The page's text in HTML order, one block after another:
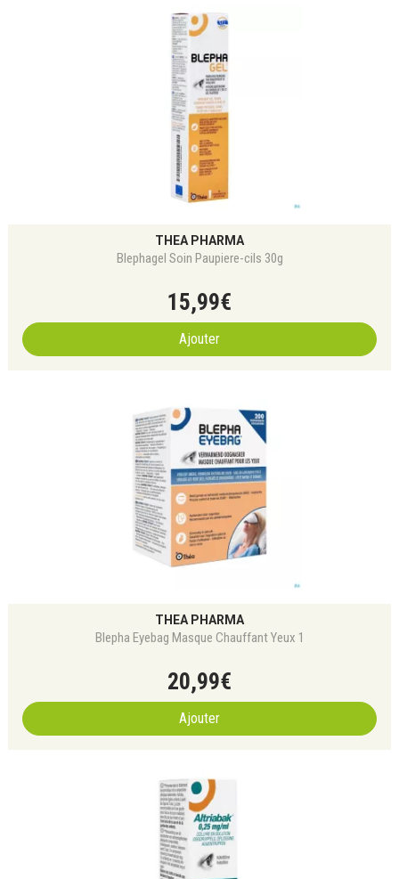
THEA PHARMA
Blephagel Soin Paupiere-cils 30g
15,99€
Ajouter
THEA PHARMA
Blepha Eyebag Masque Chauffant Yeux 1
20,99€
Ajouter